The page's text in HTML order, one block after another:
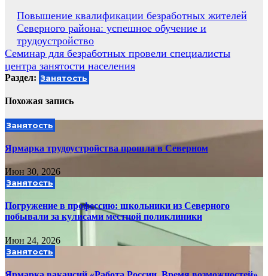
Навигация
по
записям
Повышение квалификации безработных жителей
Северного района: успешное обучение и
трудоустройство
Семинар для безработных провели специалисты
центра занятости населения
Раздел: Занятость
Похожая запись
Занятость
Ярмарка трудоустройства прошла в Северном
Июн 30, 2026
Занятость
Погружение в профессию: школьники из Северного
побывали за кулисами местной поликлиники
Июн 24, 2026
Занятость